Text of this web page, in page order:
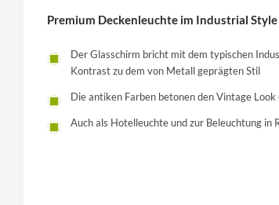
Premium Deckenleuchte im Industrial
Der Glasschirm bricht mit dem typischen
Kontrast zu dem von Metall geprägten Stil
Die antiken Farben betonen den Vintage
Auch als Hotelleuchte und zur Beleuchtung